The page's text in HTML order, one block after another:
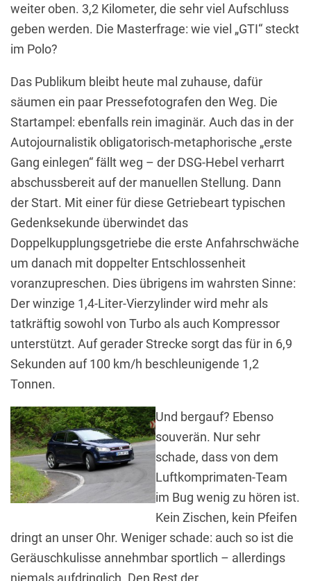
weiter oben. 3,2 Kilometer, die sehr viel Aufschluss
geben werden. Die Masterfrage: wie viel „GTI“ steckt
im Polo?
Das Publikum bleibt heute mal zuhause, dafür
säumen ein paar Pressefotografen den Weg. Die
Startampel: ebenfalls rein imaginär. Auch das in der
Autojournalistik obligatorisch-metaphorische „erste
Gang einlegen“ fällt weg – der DSG-Hebel verharrt
abschussbereit auf der manuellen Stellung. Dann
der Start. Mit einer für diese Getriebeart typischen
Gedenksekunde überwindet das
Doppelkupplungsgetriebe die erste Anfahrschwäche
um danach mit doppelter Entschlossenheit
voranzupreschen. Dies übrigens im wahrsten Sinne:
Der winzige 1,4-Liter-Vierzylinder wird mehr als
tatkräftig sowohl von Turbo als auch Kompressor
unterstützt. Auf gerader Strecke sorgt das für in 6,9
Sekunden auf 100 km/h beschleunigende 1,2
Tonnen.
Und bergauf? Ebenso
souverän. Nur sehr
schade, dass von dem
Luftkomprimaten-Team
im Bug wenig zu hören ist.
Kein Zischen, kein Pfeifen
dringt an unser Ohr. Weniger schade: auch so ist die
Geräuschkulisse annehmbar sportlich – allerdings
niemals aufdringlich. Den Rest der